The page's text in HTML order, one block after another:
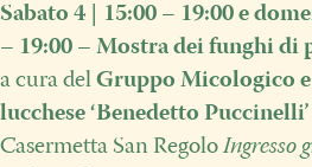
Sabato 4 | 15:00 – 19:00 e
– 19:00 – Mostra dei funghi di
a cura del Gruppo Micologico
lucchese ‘Benedetto Puccinelli’
Casermetta San RegoloIngresso